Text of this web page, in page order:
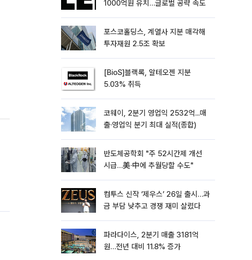
1000억원 유치…글로벌 공략 속도
포스코홀딩스, 계열사 지분 매각해
투자재원 2.5조 확보
[BioS]블랙록, 알테오젠 지분
5.03% 취득
코웨이, 2분기 영업익 2532억...매
출·영업익 분기 최대 실적(종합)
반도체공학회 "주 52시간제 개선
시급…美·中에 추월당할 수도"
컴투스 신작 ‘제우스’ 26일 출시…과
금 부담 낮추고 경쟁 재미 살렸다
파라다이스, 2분기 매출 3181억
원…전년 대비 11.8% 증가